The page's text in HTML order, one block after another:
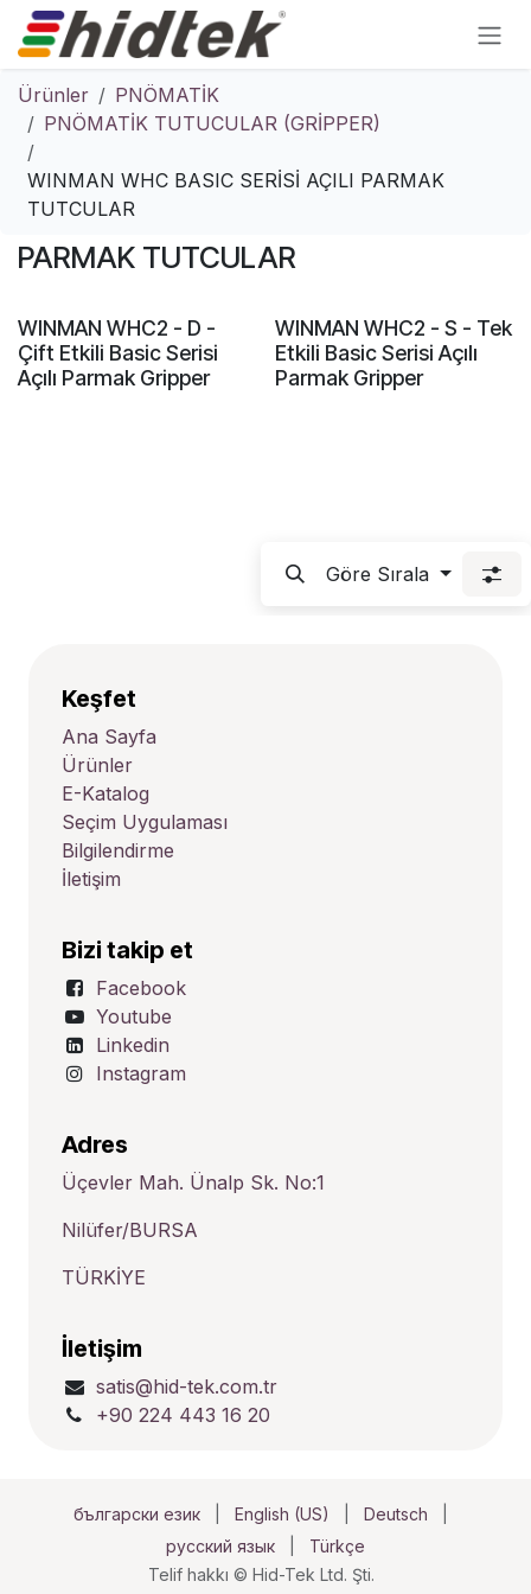
İçereği Atla
Ürünler
PNÖMATİK
PNÖMATİK TUTUCULAR (GRİPPER)
WINMAN WHC BASIC SERİSİ AÇILI PARMAK
TUTCULAR
WINMAN WHC BASIC SERİSİ AÇILI
PARMAK TUTCULAR
WINMAN WHC2 - D -
Çift Etkili Basic Serisi
Açılı Parmak Gripper
WINMAN WHC2 - S - Tek
Etkili Basic Serisi Açılı
Parmak Gripper
Göre Sırala
Keşfet
Ana Sayfa
Ürünler
E-Katalog
Seçim Uygulaması
Bilgilendirme
İletişim
Bizi takip et
Facebook
Youtube
Linkedin
Instagram
Adres
Üçevler Mah. Ünalp Sk. No:1
Nilüfer/BURSA
TÜRKİYE
İletişim
satis@hid-tek.com.tr
+90 224 443 16 20
Telif hakkı © Hid-Tek Ltd. Şti.
български език English (US) Deutsch
русский язык
Türkçe